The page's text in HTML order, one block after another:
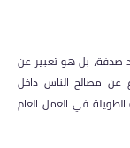
صدفة، بل هو تعبير عن
عن مصالح الناس داخل
في العمل العام